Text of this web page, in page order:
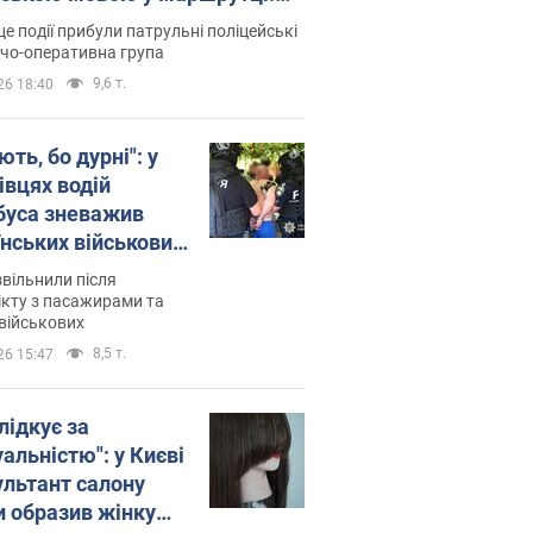
склала адмінпротокол.
події прибули патрульні поліцейські
оперативна група
18:40 9,6 т.
бо дурні": у
водій
зневажив
військових
Відео
після
з пасажирами та
15:47 8,5 т.
за
у Києві
салону
образив жінку